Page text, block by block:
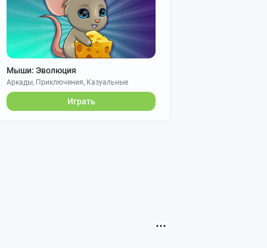
Мыши: Эволюция
Аркады, Приключения, Казуальные
Играть